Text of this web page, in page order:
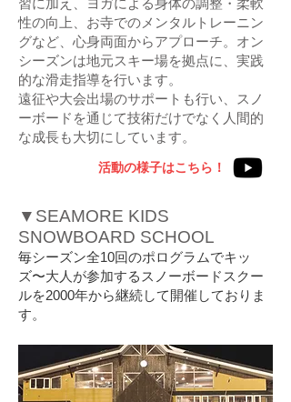
習に加え、ヨガによる身体の調整・柔軟
性の向上、お寺でのメンタルトレーニン
グなど、心身両面からアプローチ。 オン
シーズンは地元スキー場を拠点に、実践
的な滑走指導を行います。
遠征や大会出場のサポートも行い、スノ
ーボードを通じて技術だけでなく人間的
な成長も大切にしています。
▼SEAMORE KIDS
SNOWBOARD SCHOOL
毎シーズン全10回のポログラムでキッ
ズ〜大人が参加するスノーボードスクー
ルを2000年から継続して開催しておりま
す。
活動の様子はこちら！